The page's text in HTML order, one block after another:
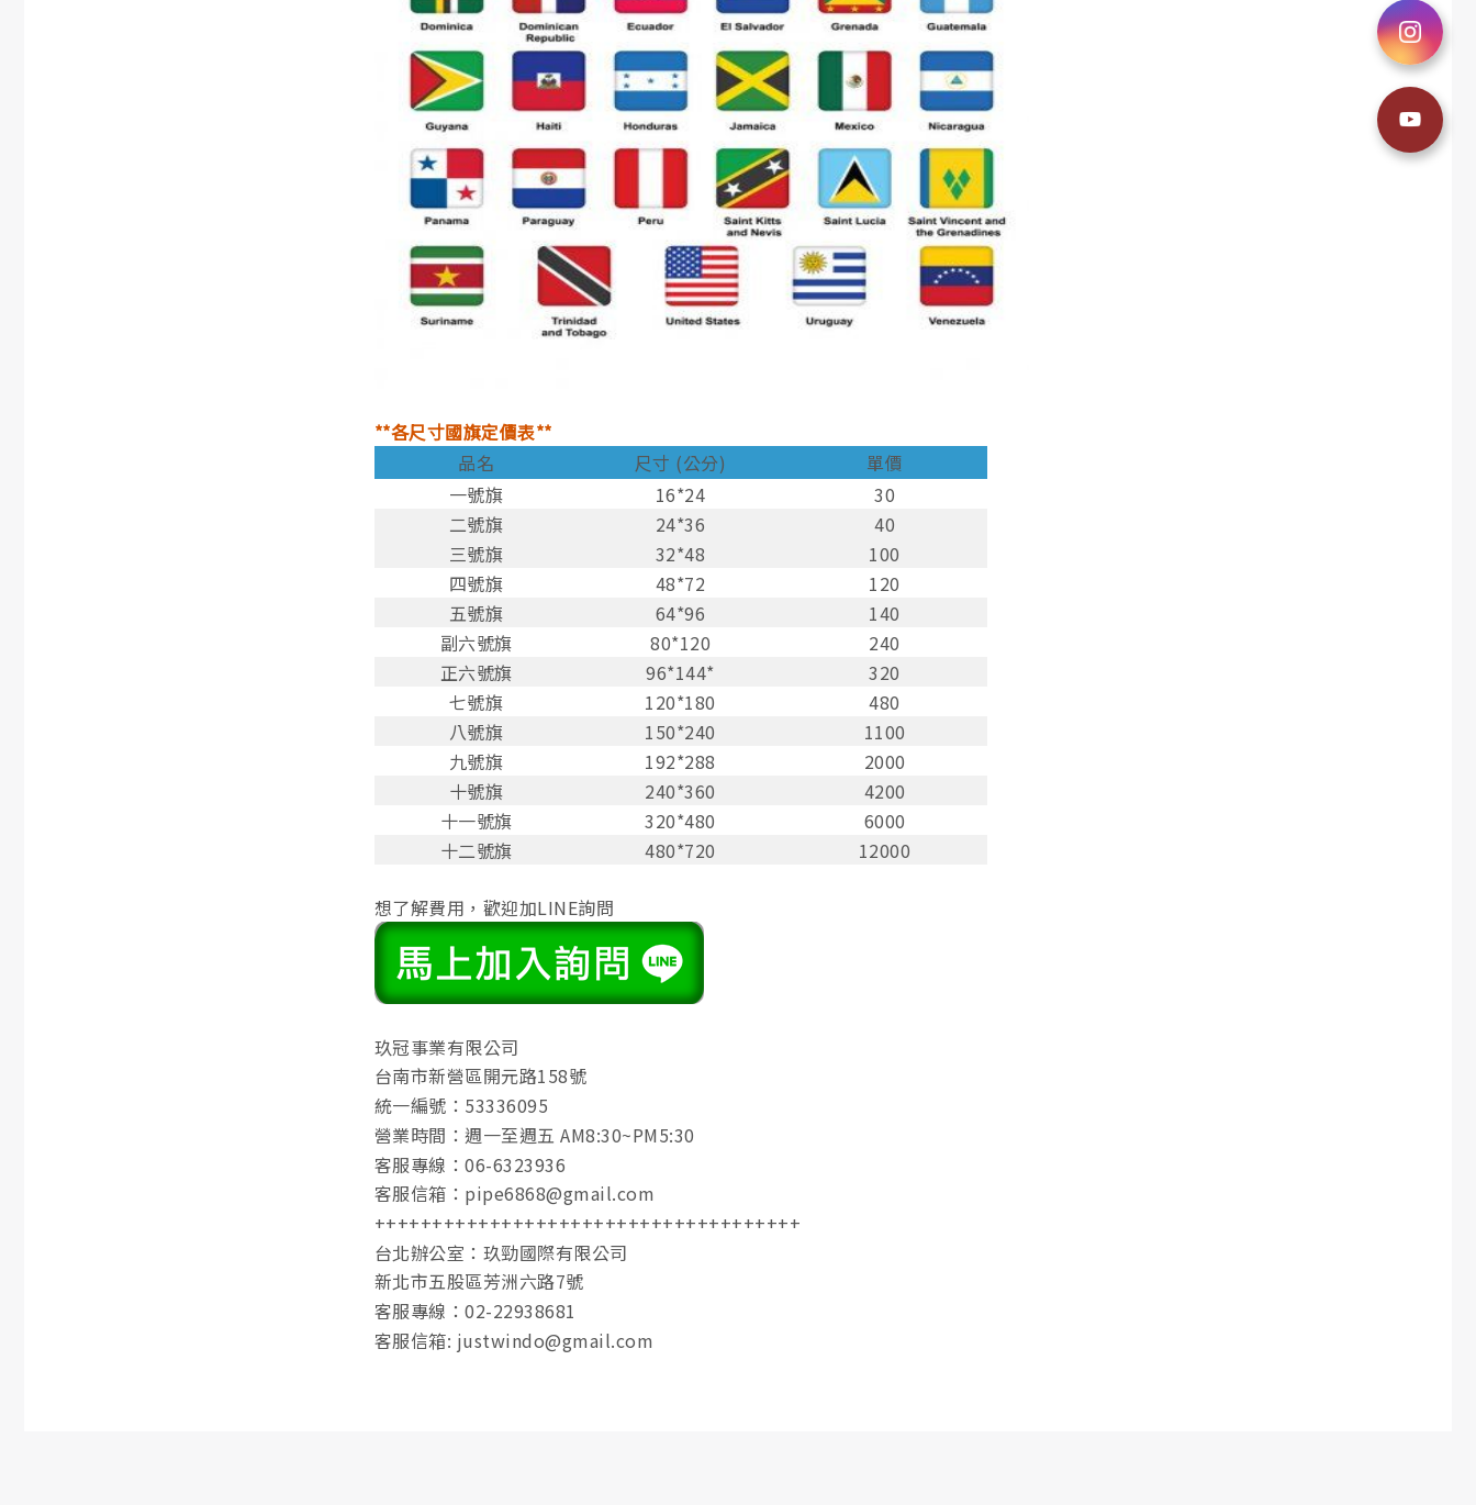
**各尺寸國旗定價表**
品名
尺寸 (公分)
單價
一號旗
16*24
30
二號旗
24*36
40
三號旗
32*48
100
四號旗
48*72
120
五號旗
64*96
140
副六號旗
80*120
240
正六號旗
96*144*
320
七號旗
120*180
480
八號旗
150*240
1100
九號旗
192*288
2000
十號旗
240*360
4200
十一號旗
320*480
6000
十二號旗
480*720 12000
想了解費用，歡迎加LINE詢問
玖冠事業有限公司
台南市新營區開元路158號
統一編號：53336095
營業時間：週一至週五 AM8:30~PM5:30
客服專線：06-6323936
客服信箱：pipe6868@gmail.com
+++++++++++++++++++++++++++++++++++++
台北辦公室：玖勁國際有限公司
新北市五股區芳洲六路7號
客服專線：02-22938681
客服信箱: justwindo@gmail.com